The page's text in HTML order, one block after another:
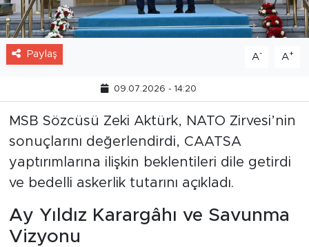
Paylaş A- A+
09.07.2026 - 14:20
MSB Sözcüsü Zeki Aktürk, NATO Zirvesi’nin
sonuçlarını değerlendirdi, CAATSA
yaptırımlarına ilişkin beklentileri dile getirdi
ve bedelli askerlik tutarını açıkladı.
Ay Yıldız Karargâhı ve Savunma
Vizyonu